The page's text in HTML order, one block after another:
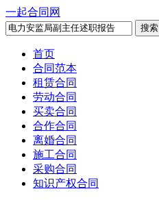
一起合同网
搜索
首页
合同范本
租赁合同
劳动合同
买卖合同
合作合同
离婚合同
施工合同
采购合同
知识产权合同